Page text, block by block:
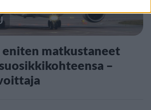
eniten matkustaneet
–